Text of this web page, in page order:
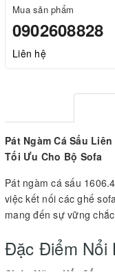
Mua sản phẩm
0902608828
Liên hệ
Pát Ngàm Cá Sấu
Tối Ưu Cho Bộ Sofa
Pát ngàm cá sấu
việc kết nối các ghế
mang đến sự vững
Đặc Điểm Nổi